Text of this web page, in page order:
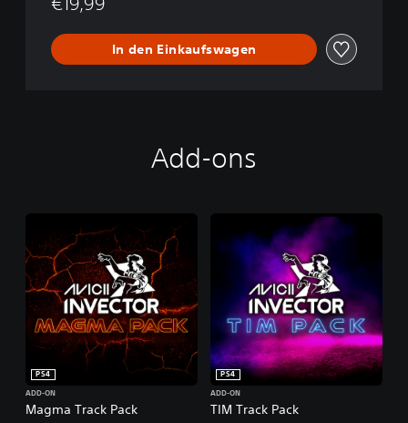
In den Einkaufswagen
Add-ons
Magma Track Pack
PS4
ADD-ON
TIM Track Pack
PS4
ADD-ON